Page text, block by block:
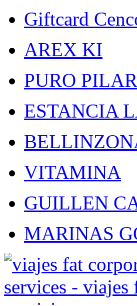
Giftcard
AREX KI
PURO PILAR
ESTANCIA
VITAMINA
GUILLEN
MARINAS